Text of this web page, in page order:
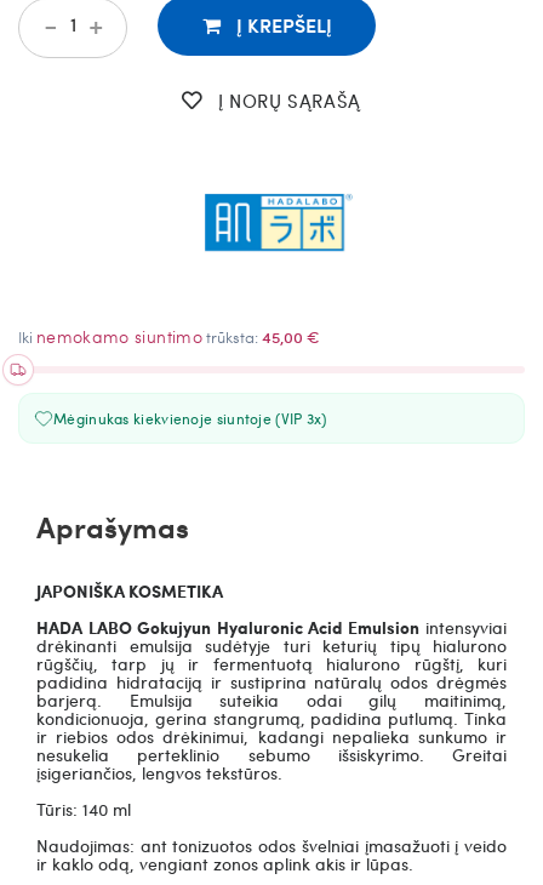
+
- Į KREPŠELĮ
Į NORŲ SĄRAŠĄ
Iki nemokamo siuntimotrūksta:45,00 €
Mėginukas kiekvienoje siuntoje (VIP 3x)
Aprašymas
JAPONIŠKA KOSMETIKA
HADA LABO Gokujyun Hyaluronic Acid Emulsionintensyviai
drėkinanti emulsija sudėtyje turi keturių tipų hialurono
rūgščių, tarp jų ir fermentuotą hialurono rūgštį, kuri
padidina hidrataciją ir sustiprina natūralų odos drėgmės
barjerą. Emulsija suteikia odai gilų maitinimą,
kondicionuoja, gerina stangrumą, padidina putlumą. Tinka
ir riebios odos drėkinimui, kadangi nepalieka sunkumo ir
nesukelia perteklinio sebumo išsiskyrimo. Greitai
įsigeriančios, lengvos tekstūros.
Tūris: 140 ml
Naudojimas: ant tonizuotos odos švelniai įmasažuoti į veido
ir kaklo odą, vengiant zonos aplink akis ir lūpas.